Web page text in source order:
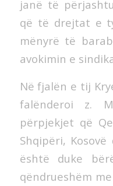
janë të
që të drejtat e
mënyrë të
avokimin e
Në fjalën e tij
falënderoi z.
përpjekjet që
Shqipëri,
është duke
qëndrueshëm